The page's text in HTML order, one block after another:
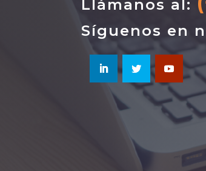
Llámanos al:
Síguenos en